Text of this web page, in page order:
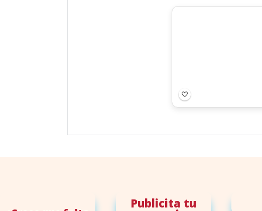
Publicita tu